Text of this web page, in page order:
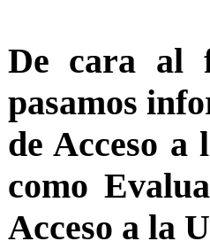
De cara al
pasamos
de Acceso a
como
Acceso a la